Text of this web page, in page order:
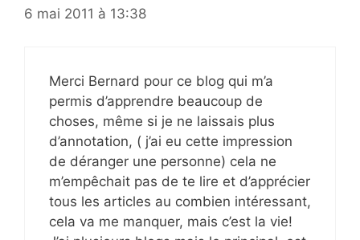
6 mai 2011 à 13:38
Merci Bernard pour ce blog qui m’a
permis d’apprendre beaucoup de
choses, même si je ne laissais plus
d’annotation, ( j’ai eu cette impression
de déranger une personne) cela ne
m’empêchait pas de te lire et d’apprécier
tous les articles au combien intéressant,
cela va me manquer, mais c’est la vie!